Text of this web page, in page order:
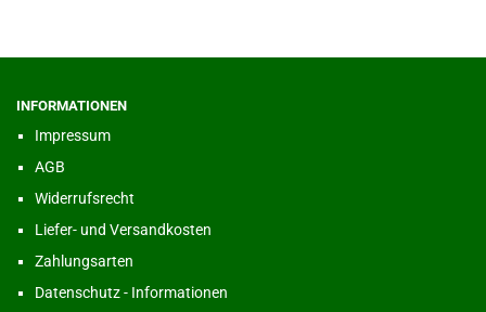
INFORMATIONEN
Impressum
AGB
Widerrufsrecht
Liefer- und Versandkosten
Zahlungsarten
Datenschutz - Informationen